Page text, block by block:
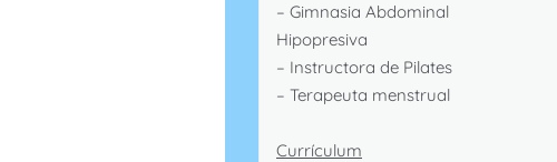
– Gimnasia Abdominal
Hipopresiva
– Instructora de Pilates
– Terapeuta menstrual
Currículum